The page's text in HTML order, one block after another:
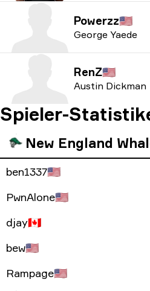
Powerzz🇺🇸
George Yaede
RenZ🇺🇸
Austin Dickman
Spieler-
New England
ben1337🇺🇸
PwnAlone🇺🇸
djay🇨🇦
bew🇺🇸
Rampage🇺🇸